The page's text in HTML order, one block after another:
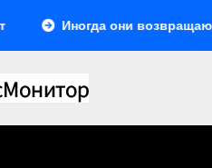
они возвращаются… Или